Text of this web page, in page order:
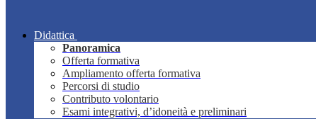
Didattica
Panoramica
Offerta formativa
Ampliamento offerta formativa
Percorsi di studio
Contributo volontario
Esami integrativi, d’idoneità e preliminari